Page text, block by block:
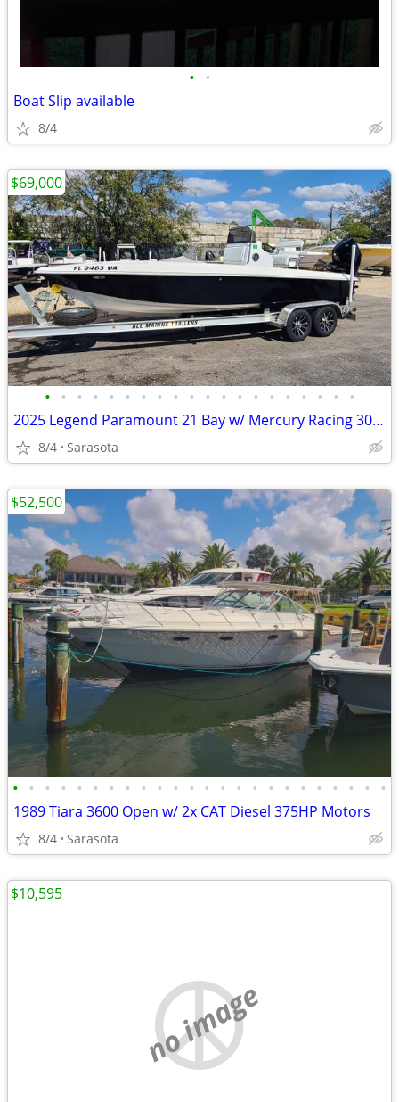
• •
Boat Slip available
8/4
• • • • • • • • • • • • • • • • • • • •
2025 Legend Paramount 21 Bay w/ Mercury Racing 300HP Motor & Trailer
8/4 Sarasota
$69,000
• • • • • • • • • • • • • • • • • • • • • • • •
1989 Tiara 3600 Open w/ 2x CAT Diesel 375HP Motors
8/4 Sarasota
$52,500
no image
$10,595